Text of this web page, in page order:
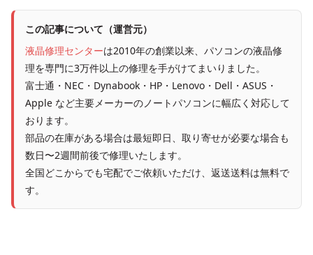
この記事について（運営元）
液晶修理センターは2010年の創業以来、パソコンの液晶修
理を専門に3万件以上の修理を手がけてまいりました。
富士通・NEC・Dynabook・HP・Lenovo・Dell・ASUS・
Apple など主要メーカーのノートパソコンに幅広く対応して
おります。
部品の在庫がある場合は最短即日、取り寄せが必要な場合も
数日〜2週間前後で修理いたします。
全国どこからでも宅配でご依頼いただけ、返送送料は無料で
す。